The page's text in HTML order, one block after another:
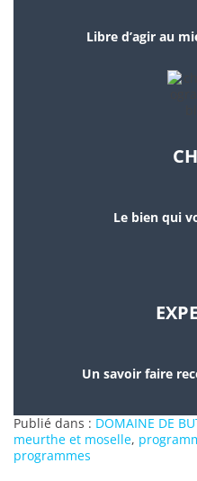
Libre d’agir au
Le bien qui
Un savoir faire
Publié dans : DOMAINE DE
meurthe et moselle,
programmes